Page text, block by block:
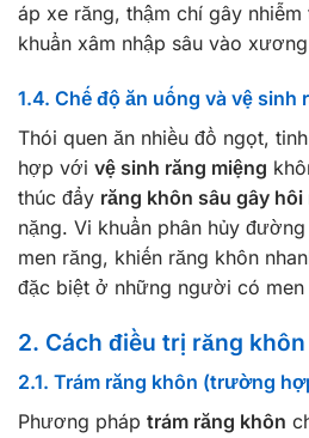
áp xe răng, thậm chí gây
khuẩn xâm nhập sâu vào
1.4. Chế độ ăn uống và vệ sinh
Thói quen ăn nhiều đồ ngọt,
hợp với vệ sinh răng miệng
thúc đẩy răng khôn sâu gây hôi
nặng. Vi khuẩn phân hủy
men răng, khiến răng khôn
đặc biệt ở những người có men
2. Cách điều trị răng
2.1. Trám răng khôn (trường
Phương pháp trám răng khôn